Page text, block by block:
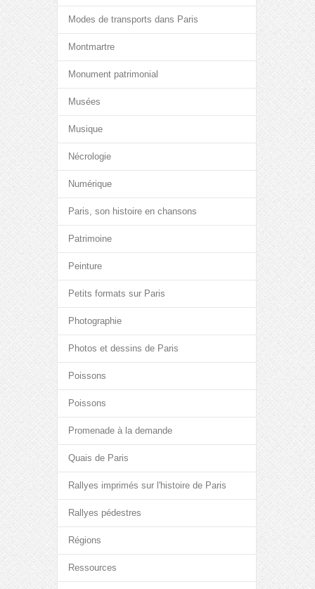
Modes de transports dans Paris
Montmartre
Monument patrimonial
Musées
Musique
Nécrologie
Numérique
Paris, son histoire en chansons
Patrimoine
Peinture
Petits formats sur Paris
Photographie
Photos et dessins de Paris
Poissons
Poissons
Promenade à la demande
Quais de Paris
Rallyes imprimés sur l'histoire de Paris
Rallyes pédestres
Régions
Ressources